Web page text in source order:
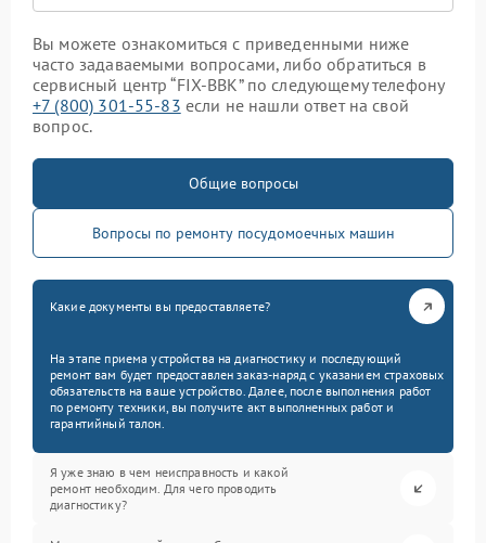
Вы можете ознакомиться с приведенными ниже
часто задаваемыми вопросами, либо обратиться в
сервисный центр “FIX-BBK” по следующему телефону
+7 (800) 301-55-83 если не нашли ответ на свой
вопрос.
Общие вопросы
Вопросы по ремонту посудомоечных машин
Какие документы вы предоставляете?
На этапе приема устройства на диагностику и последующий
ремонт вам будет предоставлен заказ-наряд с указанием страховых
обязательств на ваше устройство. Далее, после выполнения работ
по ремонту техники, вы получите акт выполненных работ и
гарантийный талон.
Я уже знаю в чем неисправность и какой
ремонт необходим. Для чего проводить
диагностику?